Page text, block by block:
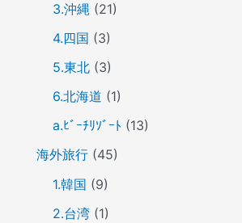
3.沖縄(21)
4.四国 (3)
5.東北(3)
6.北海道 (1)
a.ﾋﾞｰﾁﾘｿﾞｰﾄ (13)
海外旅行(45)
1.韓国 (9)
2.台湾(1)